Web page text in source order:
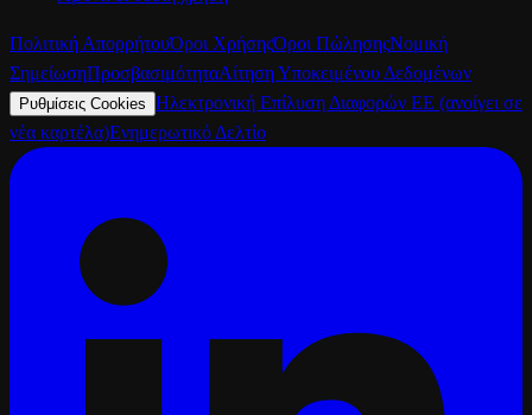
Πολιτική ΑπορρήτουΌροι ΧρήσηςΌροι ΠώλησηςΝομική
ΣημείωσηΠροσβασιμότηταΑίτηση Υποκειμένου Δεδομένων
Ρυθμίσεις Cookies Ηλεκτρονική Επίλυση Διαφορών ΕΕ (ανοίγει σε
νέα καρτέλα)Ενημερωτικό Δελτίο